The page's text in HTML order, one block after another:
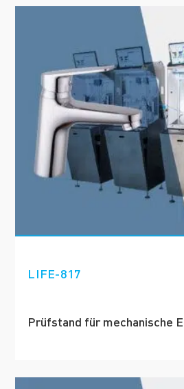
LIFE-817
Prüfstand für mechanische